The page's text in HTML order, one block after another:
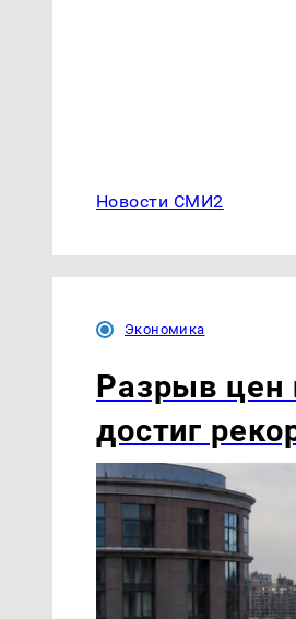
Новости СМИ2
Экономика
Разрыв цен
достиг